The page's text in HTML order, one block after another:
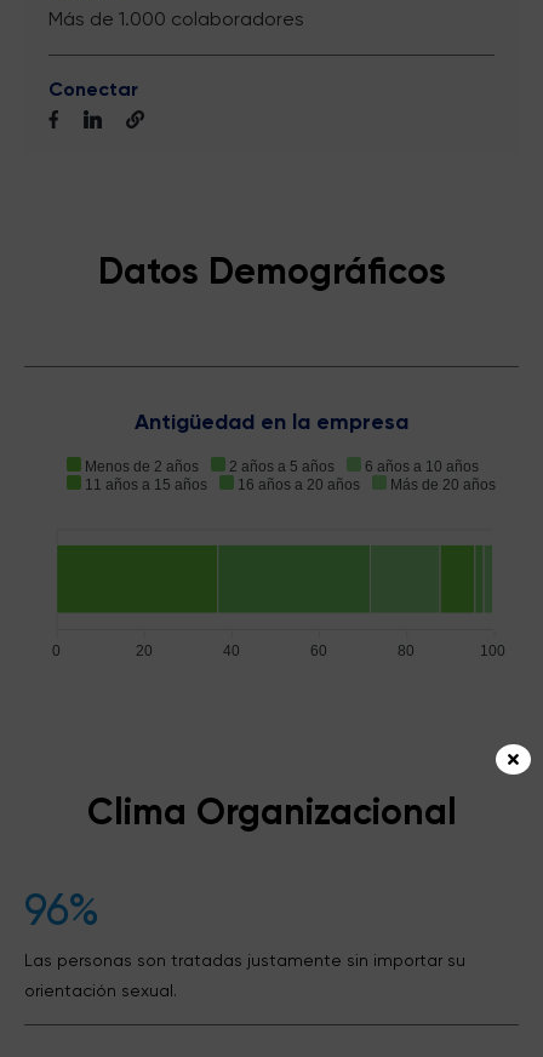
Más de 1.000 colaboradores
Conectar
Datos Demográficos
Antigüedad en la empresa
Menos de 2 años 2 años a 5 años
6 años a 10 años
11 años a 15 años
16 años a 20 años Más de 20 años
100
80
60
40
20
0
Clima Organizacional
96%
Las personas son tratadas justamente sin importar su
orientación sexual.